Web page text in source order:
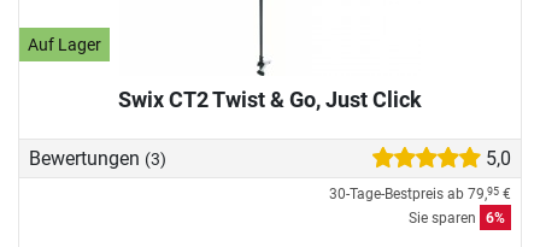
Auf Lager
Swix CT2 Twist & Go, Just Click
Bewertungen (3) 5,0
30-Tage-Bestpreis ab 79,95 €
Sie sparen
6%